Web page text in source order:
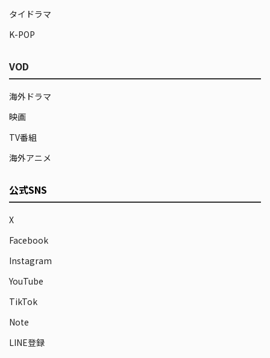
タイドラマ
K-POP
VOD
海外ドラマ
映画
TV番組
海外アニメ
公式SNS
X
Facebook
Instagram
YouTube
TikTok
Note
LINE登録